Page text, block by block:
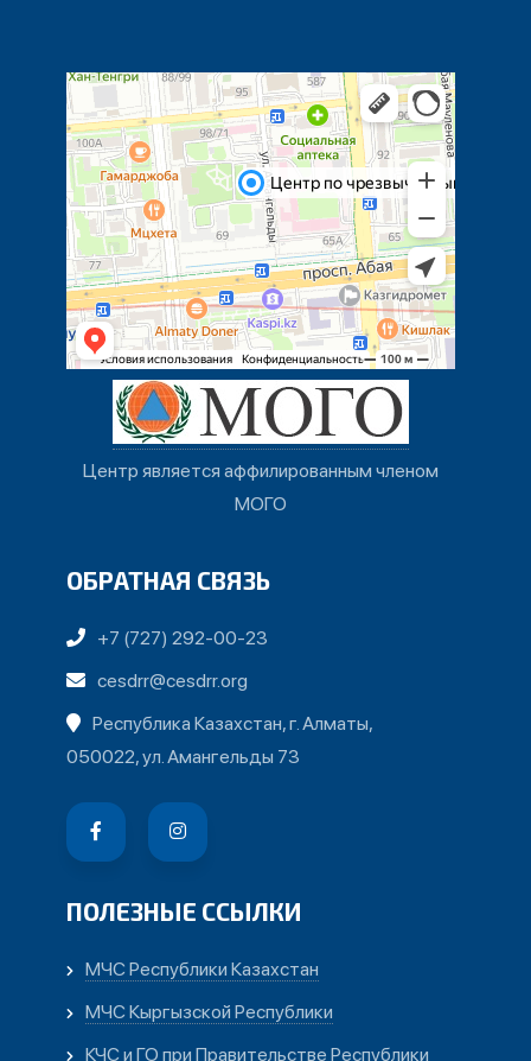
Центр является аффилированным членом
МОГО
ОБРАТНАЯ СВЯЗЬ
+7 (727) 292-00-23
cesdrr@cesdrr.org
Республика Казахстан, г. Алматы,
050022, ул. Амангельды 73
ПОЛЕЗНЫЕ ССЫЛКИ
МЧС Республики Казахстан
МЧС Кыргызской Республики
КЧС и ГО при Правительстве Республики